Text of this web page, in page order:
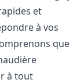
et
à vos
que
à tout